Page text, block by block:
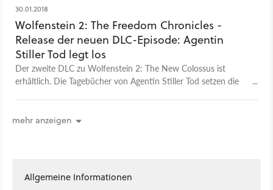
30.01.2018
Wolfenstein 2: The Freedom Chronicles -
Release der neuen DLC-Episode: Agentin
Stiller Tod legt los
Der zweite DLC zu Wolfenstein 2: The New Colossus ist
erhältlich. Die Tagebücher von Agentin Stiller Tod setzen die
mehr anzeigen
Allgemeine Informationen